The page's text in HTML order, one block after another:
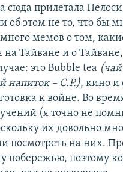
сюда прилетала
об этом не то, что бы
мемов о том,
на Тайване и о
это Bubble tea
напиток – С.Р.), кино и
к войне. Во
(я точно не
их довольно
посмотреть на них.
побережью, поэтому